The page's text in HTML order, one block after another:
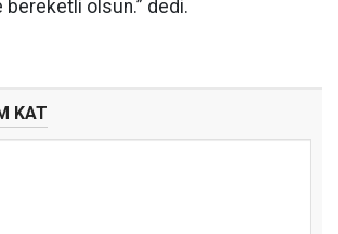
bereketli olsun.” dedi.
KAT